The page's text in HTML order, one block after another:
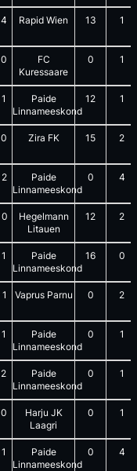
4 Rapid Wien 13 1
0
FC
Kuressaare
0 1
1
Paide
Linnameeskond
12 1
0 Zira FK 15 2
2
Paide
Linnameeskond
0 4
0
Hegelmann
Litauen
12 2
1
Paide
Linnameeskond
16 0
1 Vaprus Parnu 0 2
1
Paide
Linnameeskond
0 1
2
Paide
Linnameeskond
0 1
0
Harju JK
Laagri
0 1
1
Paide
Linnameeskond
0 4